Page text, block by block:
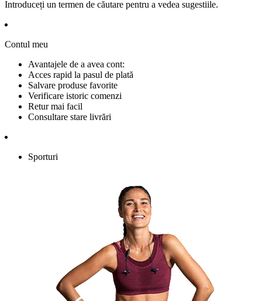
Introduceți un termen de căutare pentru a vedea sugestiile.
Contul meu
Avantajele de a avea cont:
Acces rapid la pasul de plată
Salvare produse favorite
Verificare istoric comenzi
Retur mai facil
Consultare stare livrări
Sporturi